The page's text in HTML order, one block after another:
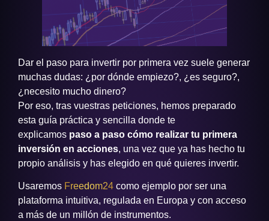
Dar el paso para invertir por primera vez suele generar
muchas dudas: ¿por dónde empiezo?, ¿es seguro?,
¿necesito mucho dinero?
Por eso, tras vuestras peticiones, hemos preparado
esta guía práctica y sencilla donde te
explicamos paso a paso cómo realizar tu primera
inversión en acciones, una vez que ya has hecho tu
propio análisis y has elegido en qué quieres invertir.
Usaremos Freedom24 como ejemplo por ser una
plataforma intuitiva, regulada en Europa y con acceso
a más de un millón de instrumentos.